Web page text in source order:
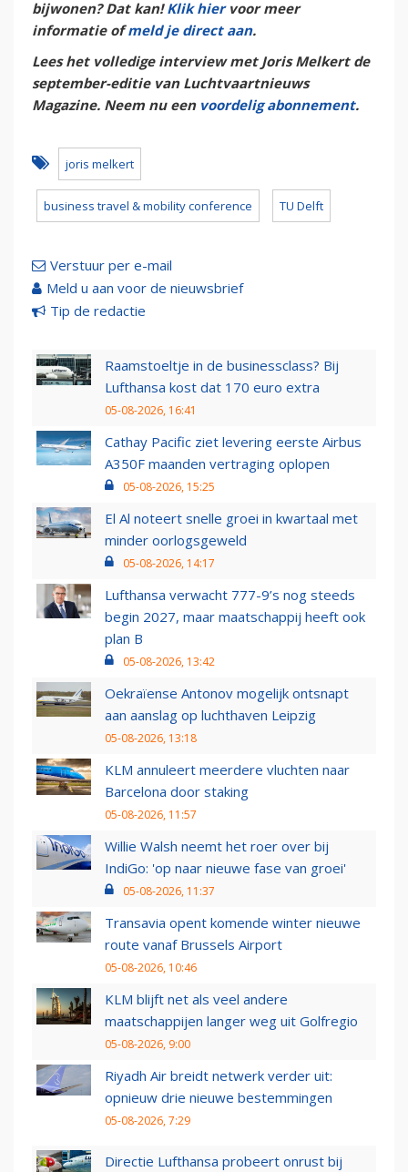
bijwonen? Dat kan!Klik hiervoor meer
informatie ofmeld je direct aan.
Lees het volledige interview met Joris Melkert de
september-editie van Luchtvaartnieuws
Magazine. Neem nu een voordelig abonnement.
joris melkert
business travel & mobility conference TU Delft
Verstuur per e-mail
Meld u aan voor de nieuwsbrief
Tip de redactie
Raamstoeltje in de businessclass? Bij
Lufthansa kost dat 170 euro extra
05-08-2026, 16:41
Cathay Pacific ziet levering eerste Airbus
A350F maanden vertraging oplopen
05-08-2026, 15:25
El Al noteert snelle groei in kwartaal met
minder oorlogsgeweld
05-08-2026, 14:17
Lufthansa verwacht 777-9’s nog steeds
begin 2027, maar maatschappij heeft ook
plan B
05-08-2026, 13:42
Oekraïense Antonov mogelijk ontsnapt
aan aanslag op luchthaven Leipzig
05-08-2026, 13:18
KLM annuleert meerdere vluchten naar
Barcelona door staking
05-08-2026, 11:57
Willie Walsh neemt het roer over bij
IndiGo: 'op naar nieuwe fase van groei'
05-08-2026, 11:37
Transavia opent komende winter nieuwe
route vanaf Brussels Airport
05-08-2026, 10:46
KLM blijft net als veel andere
maatschappijen langer weg uit Golfregio
05-08-2026, 9:00
Riyadh Air breidt netwerk verder uit:
opnieuw drie nieuwe bestemmingen
05-08-2026, 7:29
Directie Lufthansa probeert onrust bij